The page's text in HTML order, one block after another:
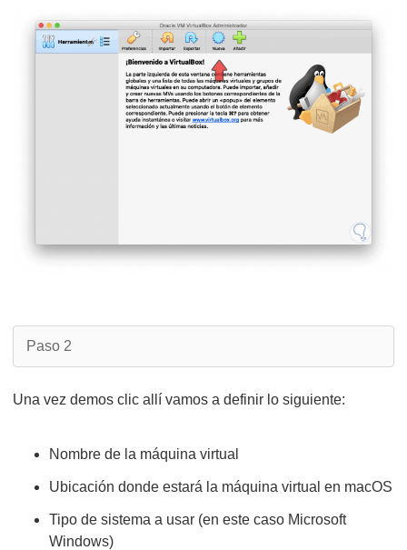
Paso 2
Una vez demos clic allí vamos a definir lo siguiente:
Nombre de la máquina virtual
Ubicación donde estará la máquina virtual en macOS
Tipo de sistema a usar (en este caso Microsoft
Windows)